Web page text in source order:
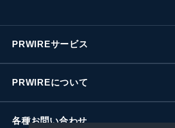
PRWIREサービス
PRWIREについて
各種お問い合わせ